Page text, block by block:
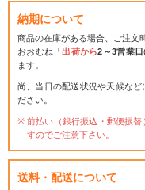
納期について
商品の在庫がある場合、ご注文
おおむね「出荷から2～3営業日
ます。
尚、当日の配送状況や天候など
ださい。
前払い（銀行振込・郵便振替
すのでご注意下さい。
送料・配送について